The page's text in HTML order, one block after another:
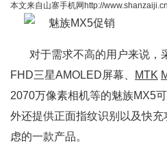
本文来自山寨手机网http://www.shanzaiji.cn
对于需求不高的用户来说，
FHD三星AMOLED屏幕、
MTK
2070万像素相机等的魅族MX5
外还提供正面指纹识别以及快
虑的一款产品。